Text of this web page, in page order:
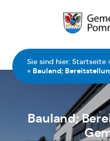
Sie sind hier: Startseite
» Bauland;
Bauland;